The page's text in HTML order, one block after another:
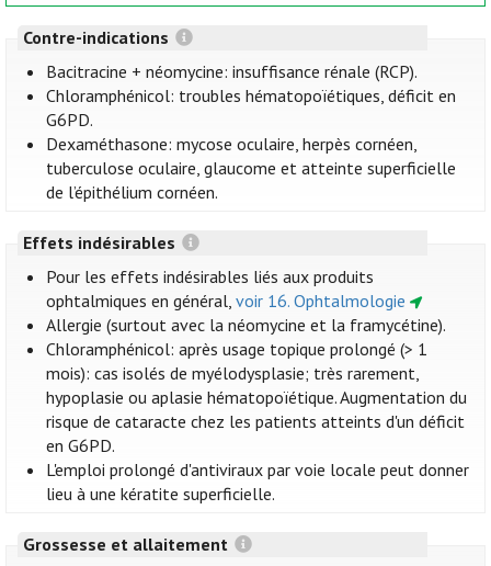
Contre-indications
Bacitracine + néomycine: insuffisance rénale (RCP).
Chloramphénicol: troubles hématopoïétiques, déficit en
G6PD.
Dexaméthasone: mycose oculaire, herpès cornéen,
tuberculose oculaire, glaucome et atteinte superficielle
de l’épithélium cornéen.
Effets indésirables
Pour les effets indésirables liés aux produits
ophtalmiques en général,voir 16. Ophtalmologie
Allergie (surtout avec la néomycine et la framycétine).
Chloramphénicol: après usage topique prolongé (> 1
mois): cas isolés de myélodysplasie; très rarement,
hypoplasie ou aplasie hématopoïétique. Augmentation du
risque de cataracte chez les patients atteints d'un déficit
en G6PD.
L'emploi prolongé d'antiviraux par voie locale peut donner
lieu à une kératite superficielle.
Grossesse et allaitement